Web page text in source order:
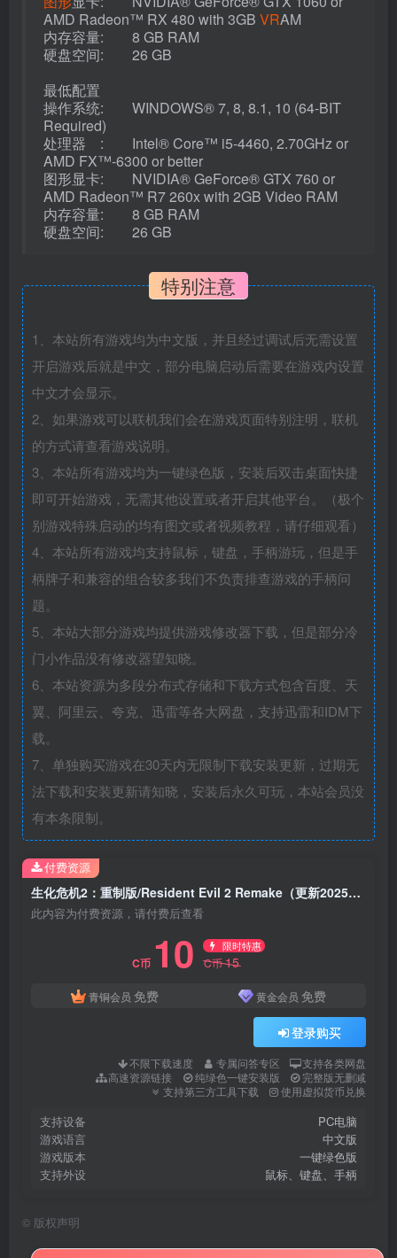
AMD Radeon™ RX 480 with 3GB VRAM
内存容量: 8 GB RAM
硬盘空间: 26 GB
最低配置
操作系统: WINDOWS® 7, 8, 8.1, 10 (64-BIT
Required)
处理器 : Intel® Core™ i5-4460, 2.70GHz or
AMD FX™-6300 or better
图形显卡: NVIDIA® GeForce® GTX 760 or
AMD Radeon™ R7 260x with 2GB Video RAM
内存容量: 8 GB RAM
硬盘空间: 26 GB
特别注意
1、本站所有游戏均为中文版，并且经过调试后无需设置
开启游戏后就是中文，部分电脑启动后需要在游戏内设置
中文才会显示。
2、如果游戏可以联机我们会在游戏页面特别注明，联机
的方式请查看游戏说明。
3、本站所有游戏均为一键绿色版，安装后双击桌面快捷
即可开始游戏，无需其他设置或者开启其他平台。（极个
别游戏特殊启动的均有图文或者视频教程，请仔细观看）
4、本站所有游戏均支持鼠标，键盘，手柄游玩，但是手
柄牌子和兼容的组合较多我们不负责排查游戏的手柄问
题。
5、本站大部分游戏均提供游戏修改器下载，但是部分冷
门小作品没有修改器望知晓。
6、本站资源为多段分布式存储和下载方式包含百度、天
翼、阿里云、夸克、迅雷等各大网盘，支持迅雷和IDM下
载。
7、单独购买游戏在30天内无限制下载安装更新，过期无
法下载和安装更新请知晓，安装后永久可玩，本站会员没
有本条限制。
生化危机2：重制版/Resident Evil 2 Remake（更新2025金装收藏光追版）
此内容为付费资源，请付费后查看
C币 10 限时特惠
C币15
青铜会员 免费 黄金会员 免费
登录购买
不限下载速度 专属问答专区
支持各类网盘
高速资源链接
纯绿色一键安装版
完整版无删减
支持第三方工具下载
使用虚拟货币兑换
支持设备
PC电脑
游戏语言
中文版
游戏版本
一键绿色版
支持外设
鼠标、键盘、手柄
付费资源
© 版权声明